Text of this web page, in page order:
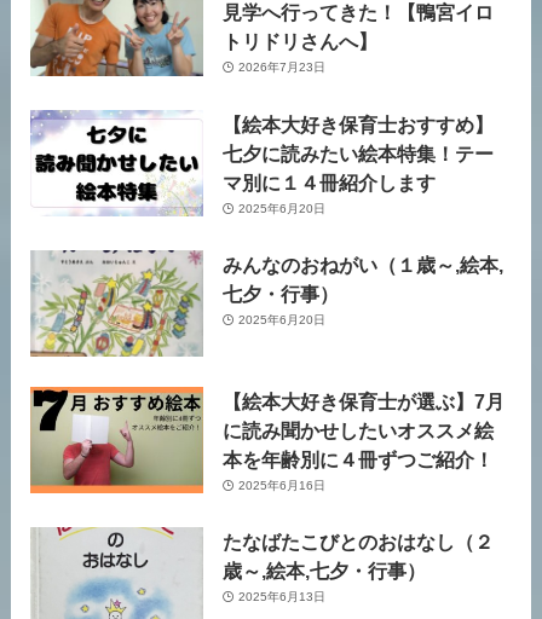
見学へ行ってきた！【鴨宮イロ
トリドリさんへ】
2026年7月23日
【絵本大好き保育士おすすめ】
七夕に読みたい絵本特集！テー
マ別に１４冊紹介します
2025年6月20日
みんなのおねがい（１歳～,絵本,
七夕・行事）
2025年6月20日
【絵本大好き保育士が選ぶ】7月
に読み聞かせしたいオススメ絵
本を年齢別に４冊ずつご紹介！
2025年6月16日
たなばたこびとのおはなし（２
歳～,絵本,七夕・行事）
2025年6月13日